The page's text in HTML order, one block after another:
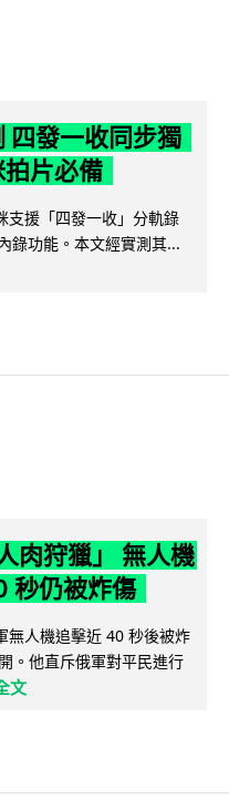
發一收同步獨
片必備
援「四發一收」分軌錄
錄功能。本文經實測其...
肉狩獵」 無人機
秒仍被炸傷
無人機追擊近 40 秒後被炸
。他直斥俄軍對平民進行
文